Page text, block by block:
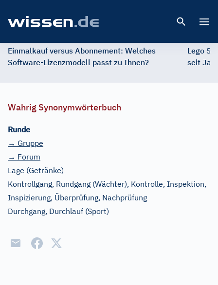
Einmalkauf versus Abonnement: Welches
Software-Lizenzmodell passt zu Ihnen?
Lego
seit
Wahrig Synonymwörterbuch
Runde
→ Gruppe
→ Forum
Lage (Getränke)
Kontrollgang, Rundgang (Wächter), Kontrolle, Inspektion,
Inspizierung, Überprüfung, Nachprüfung
Durchgang, Durchlauf (Sport)